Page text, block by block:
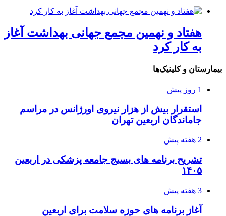
هفتاد و نهمین مجمع جهانی بهداشت آغاز
به کار کرد
بیمارستان و کلینیک‌ها
1 روز پیش
استقرار بیش از هزار نیروی اورژانس در مراسم
جاماندگان اربعین تهران
2 هفته پیش
تشریح برنامه های بسیج جامعه پزشکی در اربعین
۱۴۰۵
3 هفته پیش
آغاز برنامه های حوزه سلامت برای اربعین